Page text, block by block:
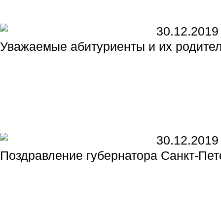
30.12.2019
Уважаемые абитуриенты и их
30.12.2019
Поздравление губернатора Санкт-